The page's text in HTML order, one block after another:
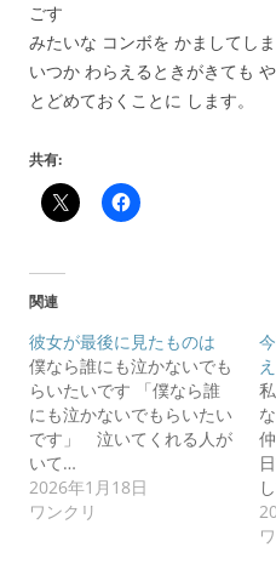
ごす
みたいな コンボを かましてし
いつか わらえるときがきても
とどめておくことに します。
共有:
関連
彼女が最後に見たものは
僕なら誰にも泣かないでも
らいたいです 「僕なら誰
にも泣かないでもらいたい
です」 泣いてくれる人が
いて…
2026年1月18日
ワンクリ